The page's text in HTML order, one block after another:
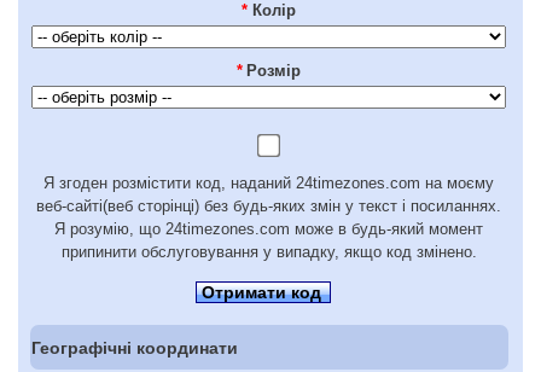
* Колір
* Розмір
Я згоден розмістити код, наданий 24timezones.com на моєму
веб-сайті(веб сторінці) без будь-яких змін у текст і посиланнях.
Я розумію, що 24timezones.com може в будь-який момент
припинити обслуговування у випадку, якщо код змінено.
Отримати код
Географічні координати